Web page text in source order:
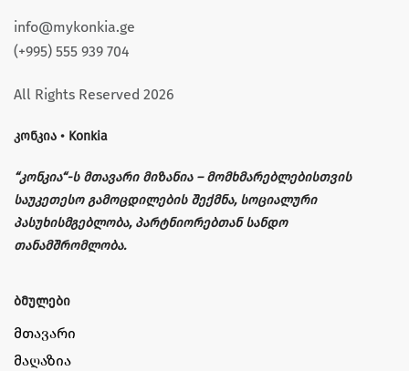
info@mykonkia.ge
(+995) 555 939 704
All Rights Reserved 2026
კონკია • Konkia
“კონკია“-ს მთავარი მიზანია – მომხმარებლებისთვის
საუკეთესო გამოცდილების შექმნა, სოციალური
პასუხისმგებლობა, პარტნიორებთან სანდო
თანამშრომლობა.
ბმულები
მთავარი
მაღაზია